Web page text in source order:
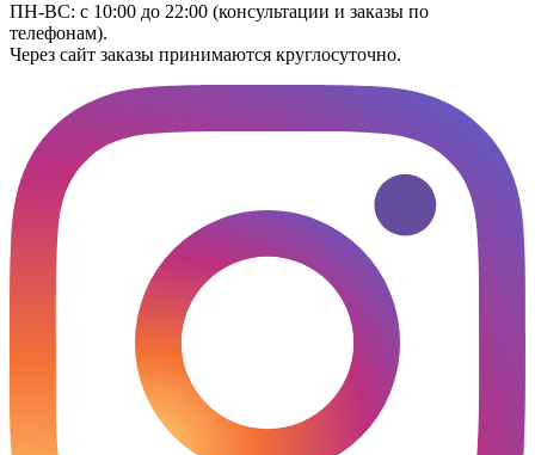
ПН-ВС: с 10:00 до 22:00 (консультации и заказы по
телефонам).
Через сайт заказы принимаются круглосуточно.